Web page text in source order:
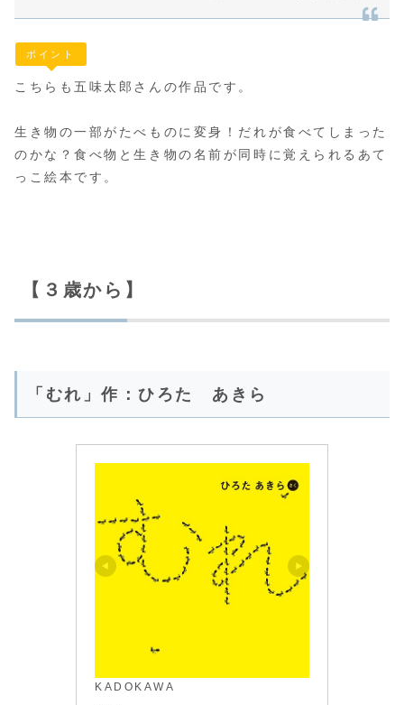
ポイント
こちらも五味太郎さんの作品です。
生き物の一部がたべものに変身！だれが食べてしまった
のかな？食べ物と生き物の名前が同時に覚えられるあて
っこ絵本です。
【３歳から】
「むれ」作：ひろた あきら
KADOKAWA